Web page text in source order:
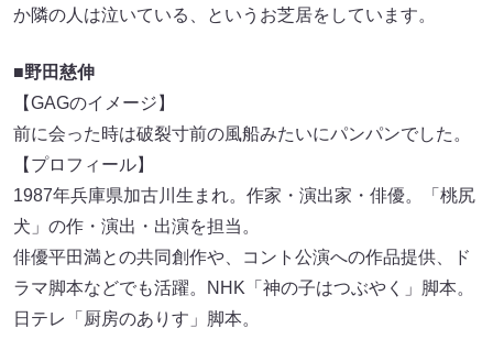
か隣の人は泣いている、というお芝居をしています。
■野田慈伸
【GAGのイメージ】
前に会った時は破裂寸前の風船みたいにパンパンでした。
【プロフィール】
1987年兵庫県加古川生まれ。作家・演出家・俳優。「桃尻
犬」の作・演出・出演を担当。
俳優平田満との共同創作や、コント公演への作品提供、ド
ラマ脚本などでも活躍。NHK「神の子はつぶやく」脚本。
日テレ「厨房のありす」脚本。